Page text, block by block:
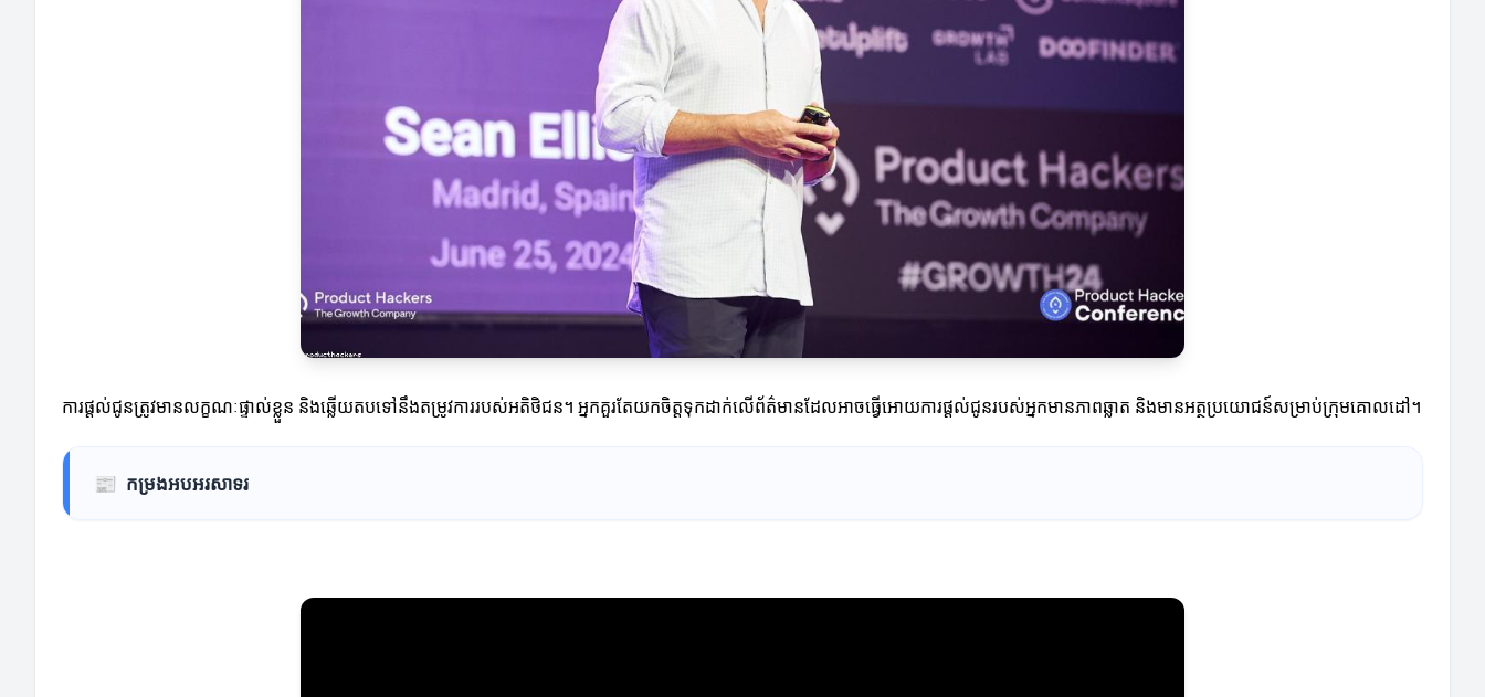
ការផ្តល់ជូនត្រូវមានលក្ខណៈផ្ទាល់ខ្លួន និងឆ្លើយតបទៅនឹងតម្រូវការរបស់អតិថិជន។ អ្នកគួរតែយកចិត្តទុកដាក់លើព័ត៌មានដែលអាចធ្វើអោយការផ្តល់ជូនរបស់អ្នកមានភាពឆ្លាត និងមានអត្ថប្រយោជន៍សម្រាប់ក្រុមគោលដៅ។
📰 កម្រងអបអរសាទរ